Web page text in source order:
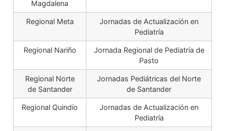
Magdalena
Regional Meta
Jornadas de Actualización en
Pediatría
Regional Nariño
Jornada Regional de Pediatría de
Pasto
Regional Norte
de Santander
Jornadas Pediátricas del Norte
de Santander
Regional Quindío
Jornadas de Actualización en
Pediatría